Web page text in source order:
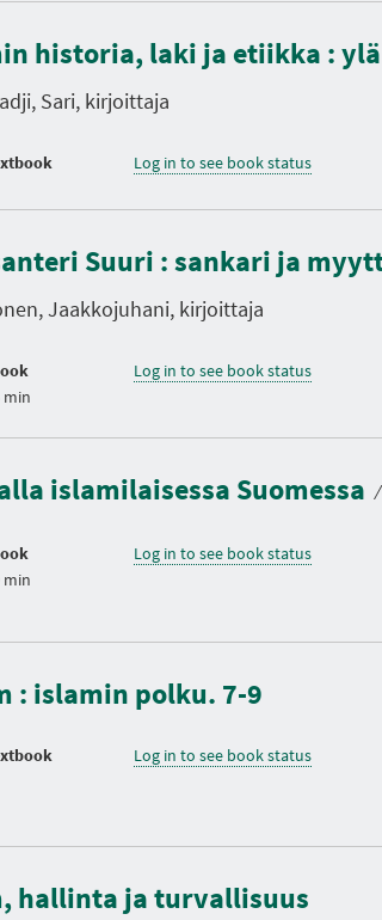
historia, laki ja etiikka :
Sari, kirjoittaja
Log in to see book status
Suuri : sankari ja
Jaakkojuhani, kirjoittaja
min
Log in to see book status
islamilaisessa Suomessa ⁄
min
Log in to see book status
: islamin polku. 7-9
Log in to see book status
hallinta ja turvallisuus